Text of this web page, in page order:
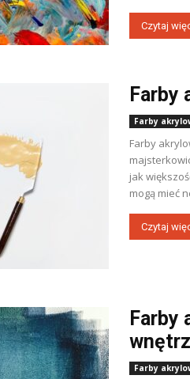
Czytaj
Farby
Farby
Farby
jak
mogą mieć
Czytaj
Farby
wnętrz
Farby